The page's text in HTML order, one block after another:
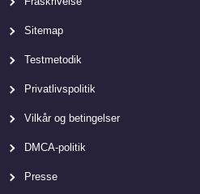
Sitemap
Testmetodik
Privatlivspolitik
Vilkår og betingelser
DMCA-politik
Presse